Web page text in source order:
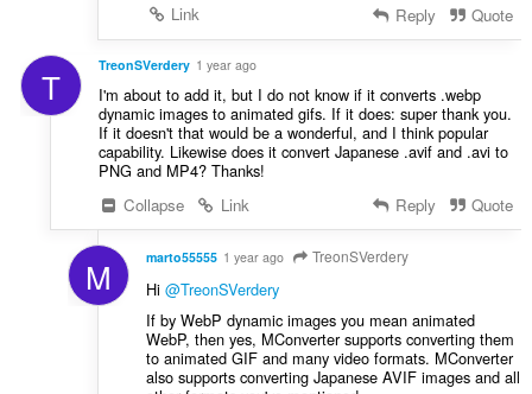
Link
Reply Quote
T TreonSVerdery 1 year ago
I'm about to add it, but I do not know if it converts .webp
dynamic images to animated gifs. If it does: super thank you.
If it doesn't that would be a wonderful, and I think popular
capability. Likewise does it convert Japanese .avif and .avi to
PNG and MP4? Thanks!
Collapse
Link Reply Quote
M marto55555 1 year ago TreonSVerdery
Hi @TreonSVerdery
If by WebP dynamic images you mean animated
WebP, then yes, MConverter supports converting them
to animated GIF and many video formats. MConverter
also supports converting Japanese AVIF images and all